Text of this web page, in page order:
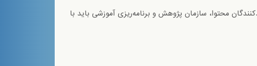
محتوا، سازمان پژوهش و برنامه‌ریزی آموزشی باید با